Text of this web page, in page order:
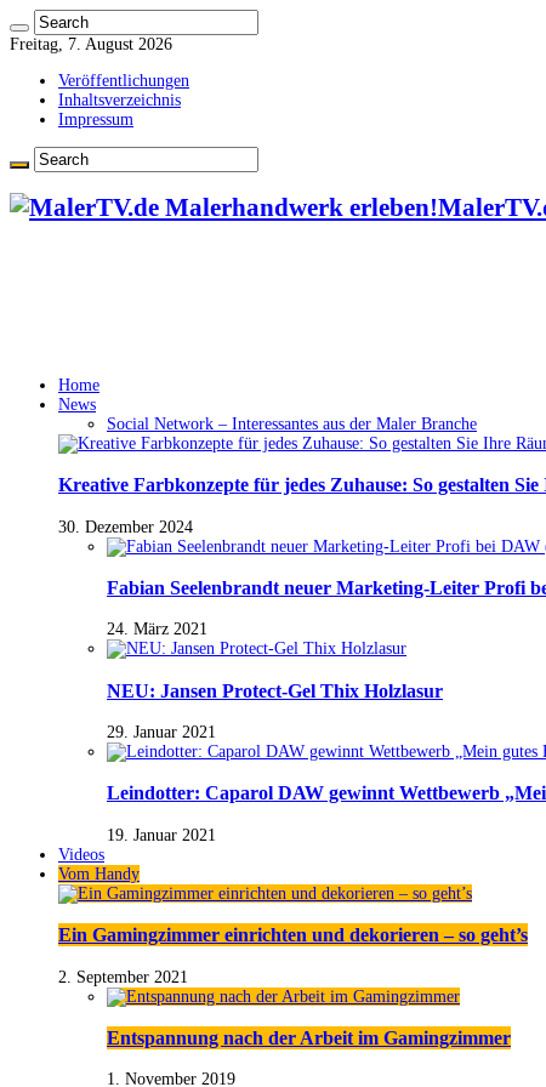
Freitag, 7. August 2026
Veröffentlichungen
Inhaltsverzeichnis
Impressum
Home
News
Social Network – Interessantes aus der Maler Branche
Kreative Farbkonzepte für jedes Zuhause: So gestalten
30. Dezember 2024
Fabian Seelenbrandt neuer Marketing-Leiter Profi
24. März 2021
NEU: Jansen Protect-Gel Thix Holzlasur
29. Januar 2021
Leindotter: Caparol DAW gewinnt Wettbewerb
19. Januar 2021
Videos
Vom Handy
Ein Gamingzimmer einrichten und dekorieren – so geht’s
2. September 2021
Entspannung nach der Arbeit im Gamingzimmer
1. November 2019